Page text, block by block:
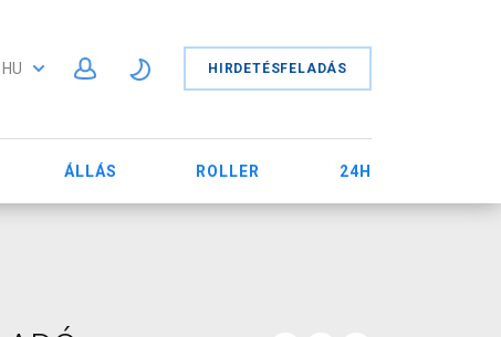
HU HIRDETÉSFELADÁS
ÁLLÁS ROLLER 24H